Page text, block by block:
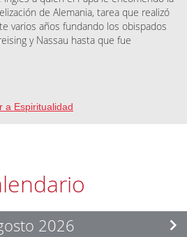
de Alemania, tarea que realizó
varios años fundando los obispados
y Nassau hasta que fue
a Espiritualidad
2026